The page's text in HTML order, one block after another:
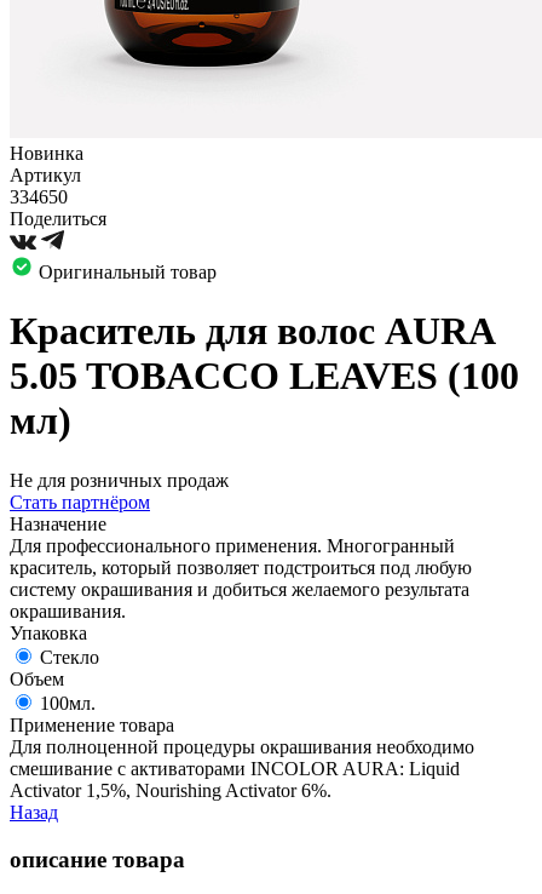
Новинка
Артикул
334650
Поделиться
Оригинальный товар
Краситель для волос AURA
5.05 TOBACCO LEAVES (100
мл)
Не для розничных продаж
Стать партнёром
Назначение
Для профессионального применения. Многогранный
краситель, который позволяет подстроиться под любую
систему окрашивания и добиться желаемого результата
окрашивания.
Упаковка
Стекло
Объем
100мл.
Применение товара
Для полноценной процедуры окрашивания необходимо
смешивание с активаторами INCOLOR AURA: Liquid
Activator 1,5%, Nourishing Activator 6%.
Назад
описание товара